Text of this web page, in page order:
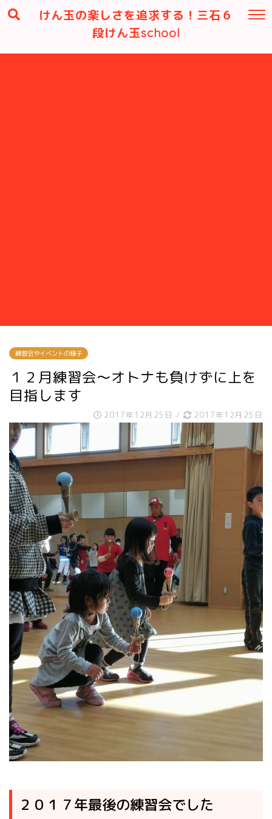
けん玉の楽しさを追求する！三石６
段けん玉school
練習会やイベントの様子
１２月練習会～オトナも負けずに上を
目指します
2017年12月25日 / 2017年12月25日
２０１７年最後の練習会でした